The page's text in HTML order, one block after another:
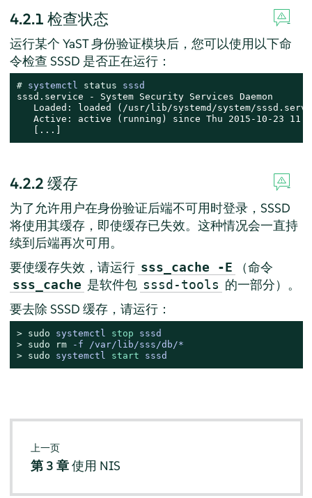
4.2.1 检查状态
运行某个 YaST 身份验证模块后，您可以使用以下命
令检查 SSSD 是否正在运行：
# systemctl status sssd
sssd.service - System Security Services Daemon
Loaded: loaded (/usr/lib/systemd/system/
Active: active (running) since Thu 2015-10-23
   [...]
4.2.2 缓存
为了允许用户在身份验证后端不可用时登录，SSSD
将使用其缓存，即使缓存已失效。这种情况会一直持
续到后端再次可用。
要使缓存失效，请运行 sss_cache -E （命令
sss_cache 是软件包 sssd-tools 的一部分）。
要去除 SSSD 缓存，请运行：
> sudo systemctl stop sssd
> sudo rm -f /var/lib/sss/db/*
> sudo systemctl start sssd
上一页
第 3 章使用 NIS